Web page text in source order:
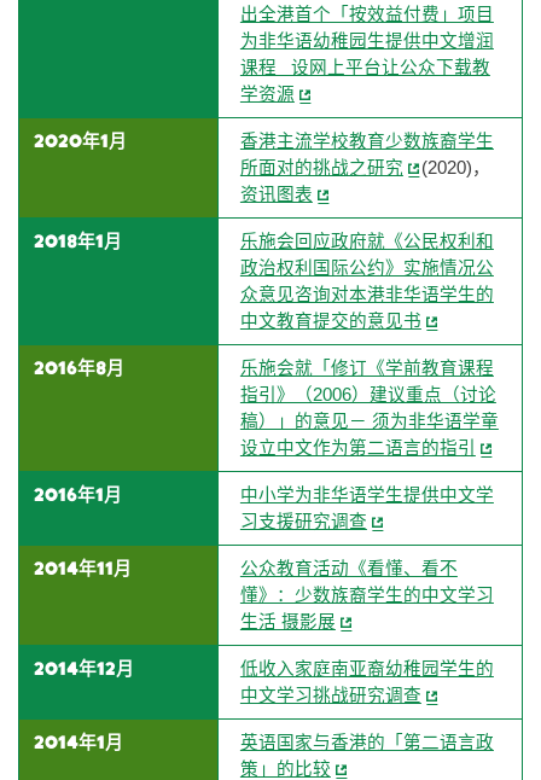
出全港首个「按效益付费」项目
为非华语幼稚园生提供中文增润
课程 设网上平台让公众下载教
学资源
2020年1月
香港主流学校教育少数族裔学生
所面对的挑战之研究
(2020)，
资讯图表
2018年1月
乐施会回应政府就《公民权利和
政治权利国际公约》实施情况公
众意见咨询对本港非华语学生的
中文教育提交的意见书
2016年8月
乐施会就「修订《学前教育课程
指引》（2006）建议重点（讨论
稿）」的意见－ 须为非华语学童
设立中文作为第二语言的指引
2016年1月
中小学为非华语学生提供中文学
习支援研究调查
2014年11月
公众教育活动《看懂、看不
懂》：少数族裔学生的中文学习
生活 摄影展
2014年12月
低收入家庭南亚裔幼稚园学生的
中文学习挑战研究调查
2014年1月
英语国家与香港的「第二语言政
策」的比较